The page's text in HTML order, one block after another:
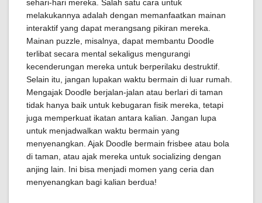
sehari-hari mereka. Salah satu cara untuk
melakukannya adalah dengan memanfaatkan mainan
interaktif yang dapat merangsang pikiran mereka.
Mainan puzzle, misalnya, dapat membantu Doodle
terlibat secara mental sekaligus mengurangi
kecenderungan mereka untuk berperilaku destruktif.
Selain itu, jangan lupakan waktu bermain di luar rumah.
Mengajak Doodle berjalan-jalan atau berlari di taman
tidak hanya baik untuk kebugaran fisik mereka, tetapi
juga memperkuat ikatan antara kalian. Jangan lupa
untuk menjadwalkan waktu bermain yang
menyenangkan. Ajak Doodle bermain frisbee atau bola
di taman, atau ajak mereka untuk socializing dengan
anjing lain. Ini bisa menjadi momen yang ceria dan
menyenangkan bagi kalian berdua!